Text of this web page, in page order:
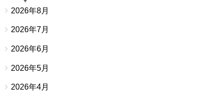
2026年8月
2026年7月
2026年6月
2026年5月
2026年4月